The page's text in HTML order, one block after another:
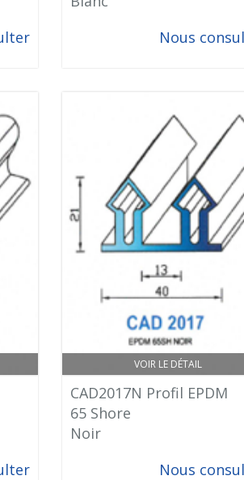
Nous
VOIR LE DÉTAIL
CAD2017N Profil EPDM
65 Shore
Noir
Nous